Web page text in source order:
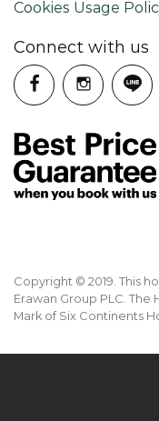
Cookies Usage
Connect with us
Copyright © 2019. This
Erawan Group PLC.
Mark of Six Continents